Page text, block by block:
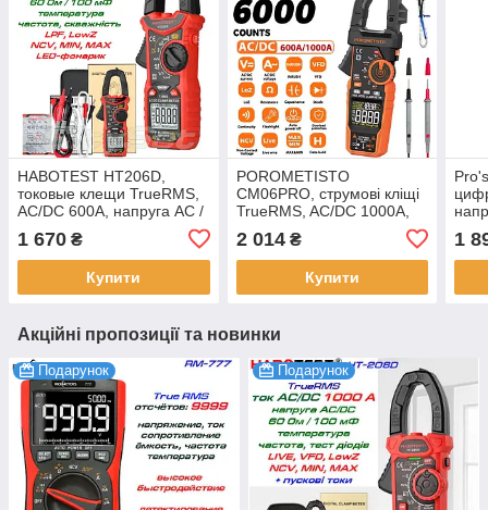
HABOTEST HT206D,
токовые клещи TrueRMS,
AC/DC 600A, напруга AC /
ємність: 100мФ,
1 670 ₴
Купити
POROMETISTO
CM06PRO, струмові кліщі
TrueRMS, AC/DC 1000A,
750/1000В, опір: 60 МОм,
ємність: 100мФ, частота:
2 014₴
Купити
мФ,
до
1
Акційні пропозиції та новинки
Подарунок Подарунок